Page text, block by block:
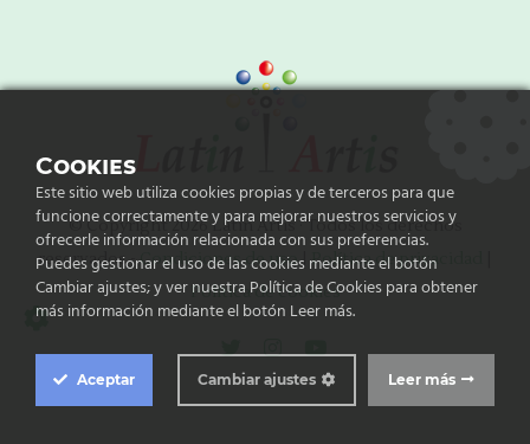
© Copyright 2026 Latin Artis · Todos los derechos
reservados -Condiciones de uso|Política de privacidad
Política de cookies
Cookie Box Settings
Cookies
Este sitio web utiliza cookies propias y de terceros para que
funcione correctamente y para mejorar nuestros servicios y
ofrecerle información relacionada con sus preferencias.
Puedes gestionar el uso de las cookies mediante el botón
Cambiar ajustes; y ver nuestra Política de Cookies para obtener
más información mediante el botón Leer más.
Aceptar Leer más
Cambiar ajustes